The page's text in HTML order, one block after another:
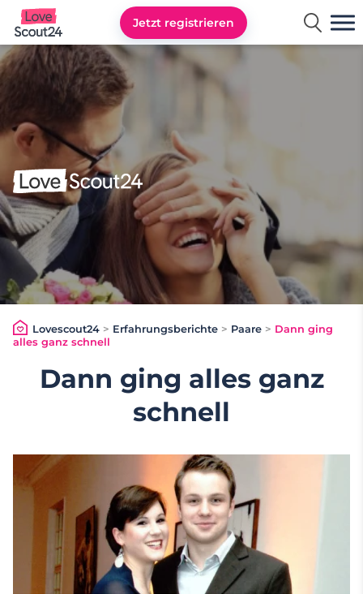
Lovescout24
Jetzt registrieren
Lovescout24> Erfahrungsberichte > Paare > Dann ging
alles ganz schnell
Dann ging alles ganz
schnell